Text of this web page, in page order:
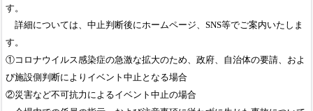
す。
詳細については、中止判断後にホームページ、SNS等でご案内いたしま
す。
①コロナウイルス感染症の急激な拡大のため、政府、自治体の要請、およ
び施設側判断によりイベント中止となる場合
②災害など不可抗力によるイベント中止の場合